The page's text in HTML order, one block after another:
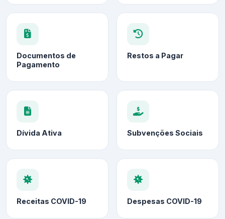
Documentos de
Pagamento
Restos a Pagar
Dívida Ativa Subvenções Sociais
Receitas COVID-19 Despesas COVID-19